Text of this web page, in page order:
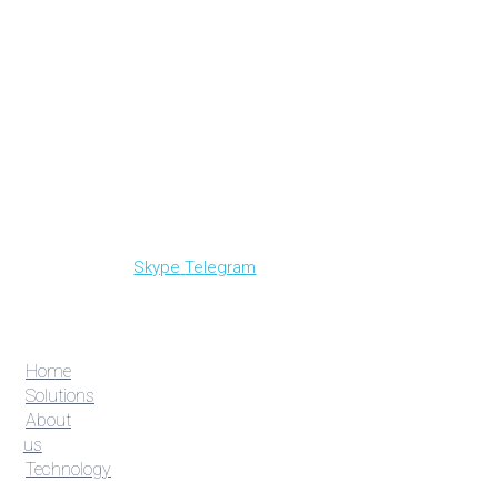
Skype Telegram
Home
Solutions
About
us
Technology